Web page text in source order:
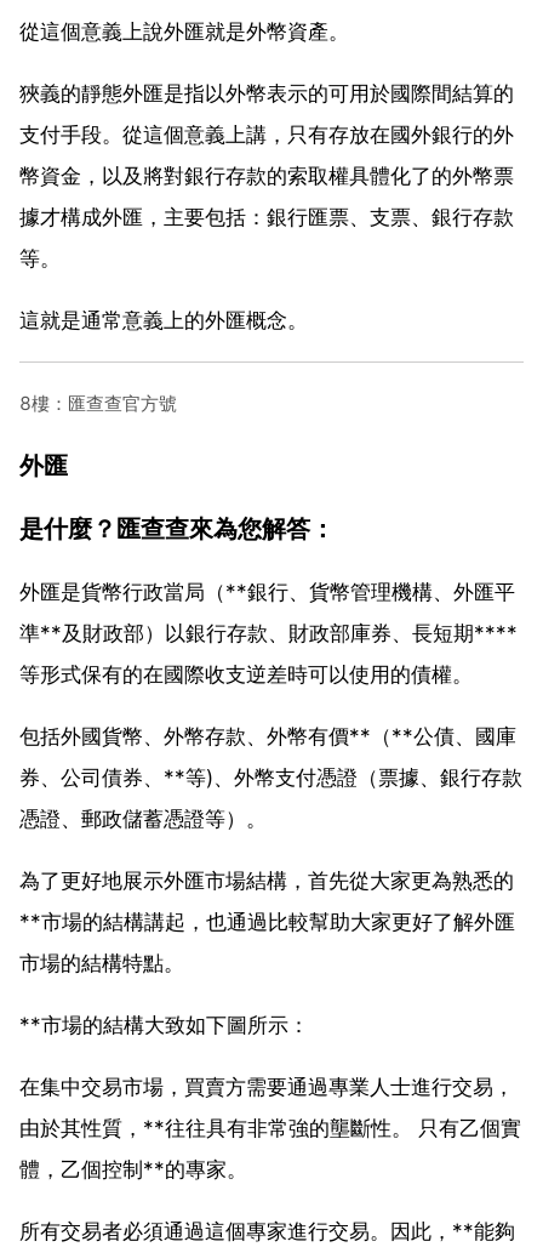
從這個意義上說外匯就是外幣資產。
狹義的靜態外匯是指以外幣表示的可用於國際間結算的
支付手段。從這個意義上講，只有存放在國外銀行的外
幣資金，以及將對銀行存款的索取權具體化了的外幣票
據才構成外匯，主要包括：銀行匯票、支票、銀行存款
等。
這就是通常意義上的外匯概念。
8樓：匯查查官方號
外匯
是什麼？匯查查來為您解答：
外匯是貨幣行政當局（**銀行、貨幣管理機構、外匯平
準**及財政部）以銀行存款、財政部庫券、長短期****
等形式保有的在國際收支逆差時可以使用的債權。
包括外國貨幣、外幣存款、外幣有價**（**公債、國庫
券、公司債券、**等)、外幣支付憑證（票據、銀行存款
憑證、郵政儲蓄憑證等）。
為了更好地展示外匯市場結構，首先從大家更為熟悉的
**市場的結構講起，也通過比較幫助大家更好了解外匯
市場的結構特點。
**市場的結構大致如下圖所示：
在集中交易市場，買賣方需要通過專業人士進行交易，
由於其性質，**往往具有非常強的壟斷性。 只有乙個實
體，乙個控制**的專家。
所有交易者必須通過這個專家進行交易。因此，**能夠